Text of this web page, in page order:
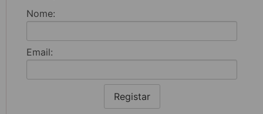
Nome:
Email:
Registar